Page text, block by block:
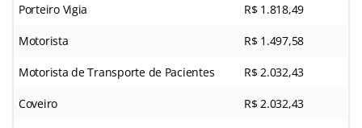
Porteiro Vigia R$ 1.818,49
Motorista R$ 1.497,58
Motorista de Transporte de Pacientes R$ 2.032,43
Coveiro R$ 2.032,43